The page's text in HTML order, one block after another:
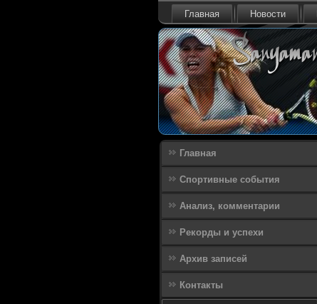
Главная Новости
Главная
Спортивные события
Анализ, комментарии
Рекорды и успехи
Архив записей
Контакты